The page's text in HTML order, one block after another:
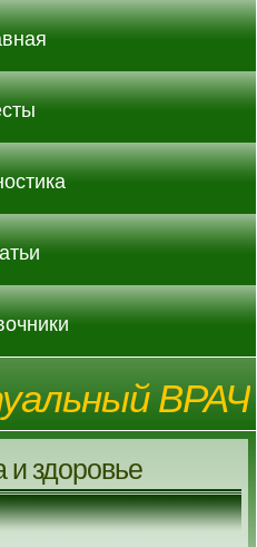
ВРАЧ
здоровье